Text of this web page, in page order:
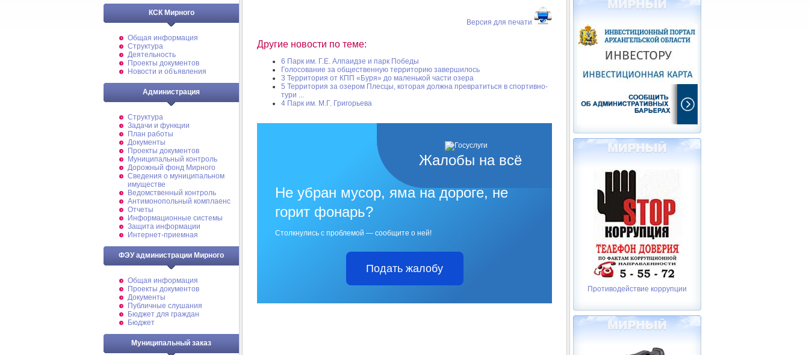
КСК Мирного
Общая информация
Структура
Деятельность
Проекты документов
Новости и объявления
Администрация
Структура
Задачи и функции
План работы
Документы
Проекты документов
Муниципальный контроль
Дорожный фонд Мирного
Cведения о муниципальном
имуществе
Ведомственный контроль
Антимонопольный комплаенс
Отчеты
Информационные системы
Защита информации
Интернет-приемная
ФЭУ администрации Мирного
Общая информация
Проекты документов
Документы
Публичные слушания
Бюджет для граждан
Бюджет
Муниципальный заказ
Версия для печати
Другие новости по теме:
6 Парк им. Г.Е. Алпаидзе и парк Победы
Голосование за общественную территорию завершилось
3 Территория от КПП «Буря» до маленькой части озера
5 Территория за озером Плесцы, которая должна превратиться в спортивно-
тури ...
4 Парк им. М.Г. Григорьева
Жалобы на всё
Не убран мусор, яма на дороге, не
горит фонарь?
Столкнулись с проблемой — сообщите о ней!
Подать жалобу
Противодействие коррупции